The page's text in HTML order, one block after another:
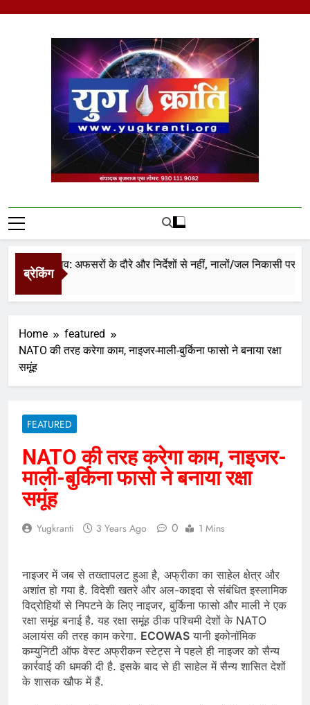
Yug Kranti | Trusted
News Portal
ब्रेकिंग
जलभराव: अफसरों के दौरे और निर्देशों से नहीं, नालों/जल निकासी पर कब्जे
Ago
Home
featured
NATO की तरह करेगा काम, नाइजर-माली-बुर्किना फासो ने बनाया रक्षा
समूंह
FEATURED
NATO की तरह करेगा काम, नाइजर-
माली-बुर्किना फासो ने बनाया रक्षा
समूंह
Yugkranti 3 Years Ago 0 1 Mins
नाइजर में जब से तख्तापलट हुआ है, अफ्रीका का साहेल क्षेत्र और
अशांत हो गया है. विदेशी खतरे और अल-काइदा से संबंधित इस्लामिक
विद्रोहियों से निपटने के लिए नाइजर, बुर्किना फासो और माली ने एक
रक्षा समूंह बनाई है. यह रक्षा समूंह ठीक पश्चिमी देशों के NATO
अलायंस की तरह काम करेगा. ECOWAS यानी इकोनॉमिक
कम्युनिटी ऑफ वेस्ट अफ्रीकन स्टेट्स ने पहले ही नाइजर को सैन्य
कार्रवाई की धमकी दी है. इसके बाद से ही साहेल में सैन्य शासित देशों
के शासक खौफ में हैं.